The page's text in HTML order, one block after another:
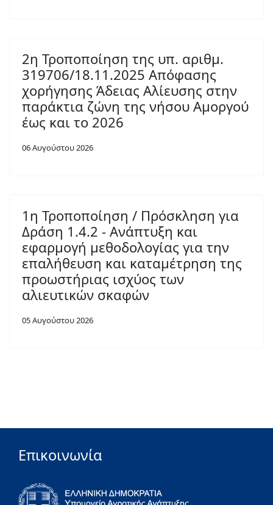
2η Τροποποίηση της υπ. αριθμ.
319706/18.11.2025 Απόφασης
χορήγησης Άδειας Αλίευσης στην
παράκτια ζώνη της νήσου Αμοργού
έως και το 2026
06 Αυγούστου 2026
1η Τροποποίηση / Πρόσκληση για
Δράση 1.4.2 - Ανάπτυξη και
εφαρμογή μεθοδολογίας για την
επαλήθευση και καταμέτρηση της
προωστήριας ισχύος των
αλιευτικών σκαφών
05 Αυγούστου 2026
Επικοινωνία